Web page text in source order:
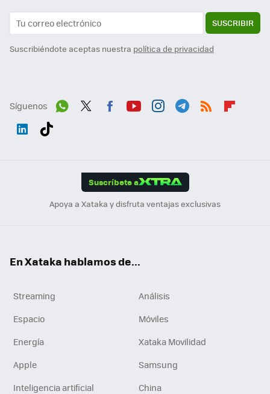
SUSCRIBIR
Suscribiéndote aceptas nuestra política de privacidad
Síguenos
Suscríbete a
Apoya a Xataka y disfruta ventajas exclusivas
En Xataka hablamos de...
Streaming
Análisis
Espacio
Móviles
Energía
Xataka Movilidad
Apple
Samsung
Inteligencia artificial
China